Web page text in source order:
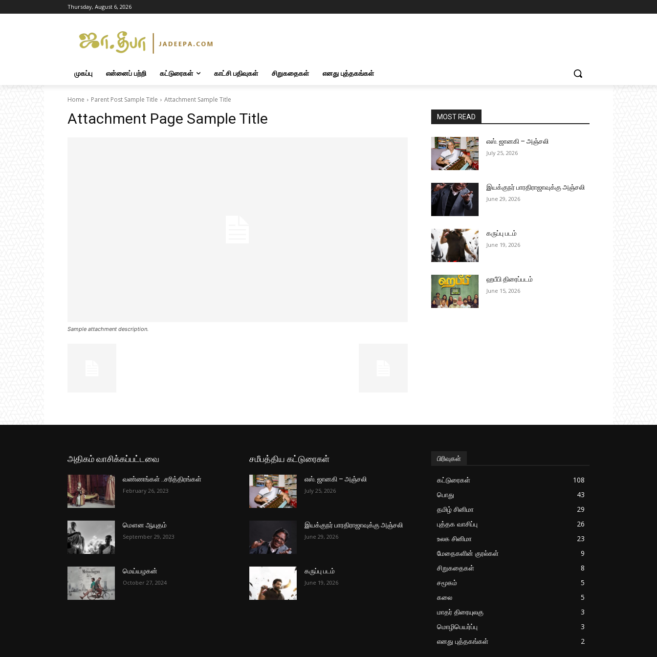
Thursday, August 6, 2026
முகப்பு என்னைப் பற்றி கட்டுரைகள் காட்சி பதிவுகள் சிறுகதைகள் எனது புத்தகங்கள்
Home Parent Post Sample Title Attachment Sample Title
Attachment Page Sample Title
Sample attachment description.
MOST READ
எஸ். ஜானகி – அஞ்சலி
July 25, 2026
இயக்குநர் பாரதிராஜாவுக்கு அஞ்சலி
June 29, 2026
கருப்பு படம்
June 19, 2026
ஹபீபி திரைப்படம்
June 15, 2026
அதிகம் வாசிக்கப்பட்டவை
வண்ணங்கள் ..சரித்திரங்கள்
February 26, 2023
மௌன ஆயுதம்
September 29, 2023
மெய்யழகன்
October 27, 2024
சமீபத்திய கட்டுரைகள்
எஸ். ஜானகி – அஞ்சலி
July 25, 2026
இயக்குநர் பாரதிராஜாவுக்கு அஞ்சலி
June 29, 2026
கருப்பு படம்
June 19, 2026
பிரிவுகள்
கட்டுரைகள்
108
பொது
43
தமிழ் சினிமா
29
புத்தக வாசிப்பு
26
உலக சினிமா
23
மேதைகளின் குரல்கள்
9
சிறுகதைகள்
8
சமூகம்
5
கலை
5
மாதர் திரையுலகு
3
மொழிபெயர்ப்பு
3
எனது புத்தகங்கள்
2